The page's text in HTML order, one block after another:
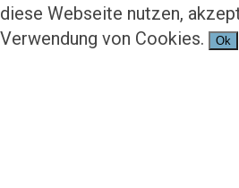
diese Webseite nutzen,
Verwendung von Cookies.
Ok